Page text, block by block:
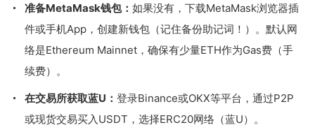
准备MetaMask钱包： 如果没有，下载MetaMask浏览器插
件或手机App，创建新钱包（记住备份助记词！）。默认网
络是Ethereum Mainnet，确保有少量ETH作为Gas费（手
续费）。
在交易所获取蓝U： 登录Binance或OKX等平台，通过P2P
或现货交易买入USDT，选择ERC20网络（蓝U）。